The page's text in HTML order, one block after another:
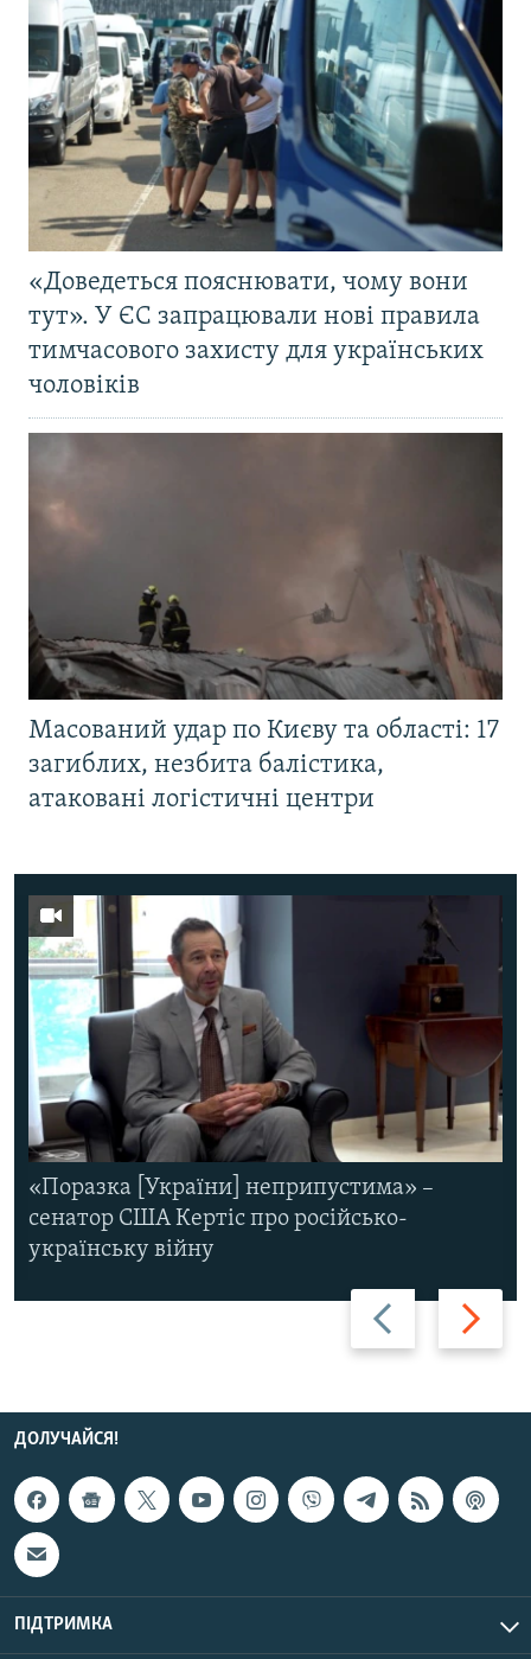
«Доведеться пояснювати, чому вони
тут». У ЄС запрацювали нові правила
тимчасового захисту для українських
чоловіків
Масований удар по Києву та області: 17
загиблих, незбита балістика,
атаковані логістичні центри
Назад Вперед
«Поразка [України] неприпустима» –
сенатор США Кертіс про російсько-
українську війну
ДОЛУЧАЙСЯ!
ПІДТРИМКА